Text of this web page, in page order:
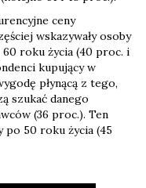
ceny
wskazywały osoby
roku życia (40 proc. i
kupujący w
płynącą z tego,
szukać danego
(36 proc.). Ten
po 50 roku życia (45